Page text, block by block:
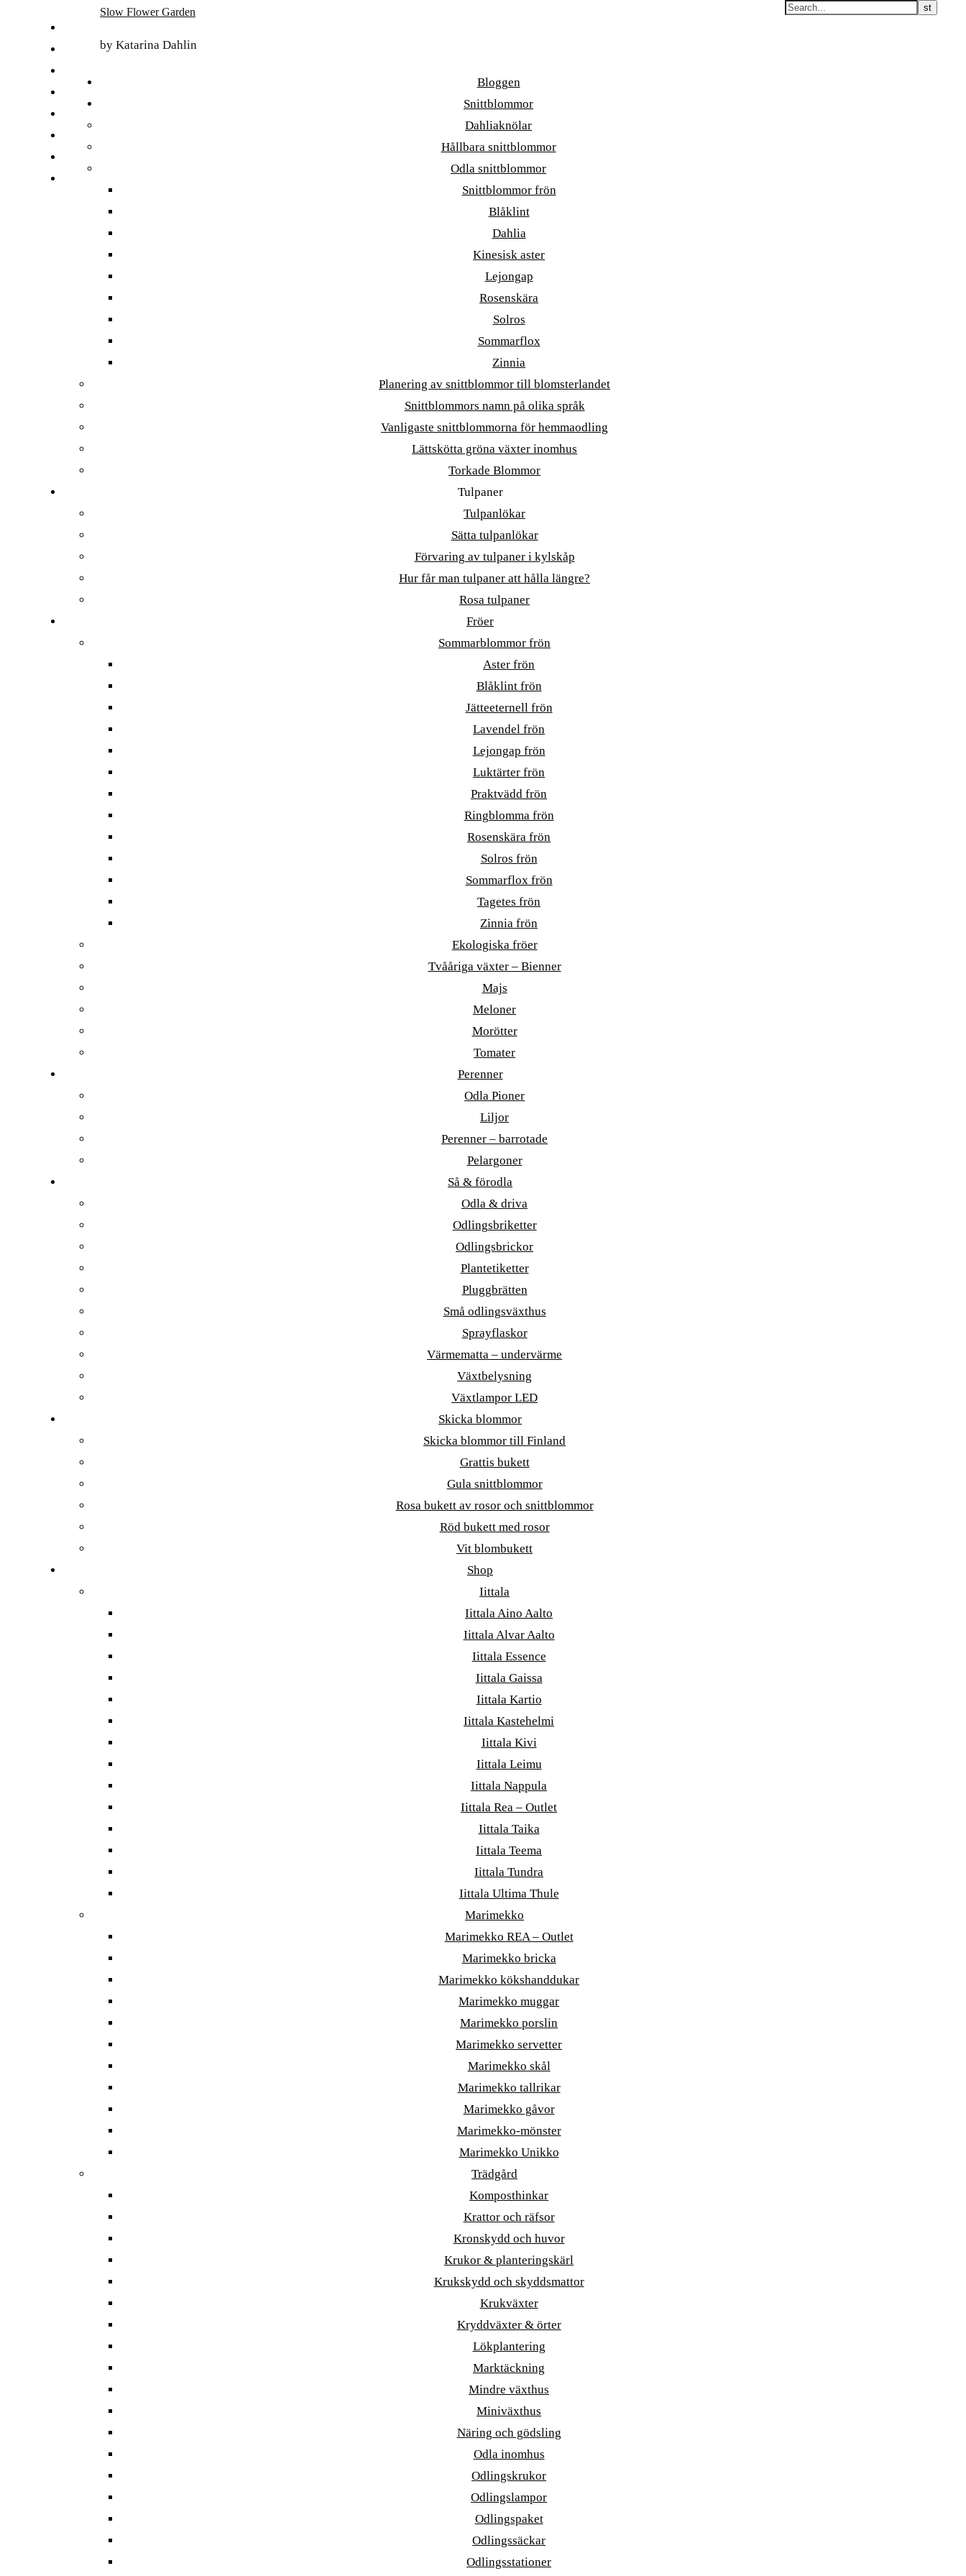
Slow Flower Garden
by Katarina Dahlin
Bloggen
Snittblommor
Dahliaknölar
Hållbara snittblommor
Odla snittblommor
Snittblommor frön
Blåklint
Dahlia
Kinesisk aster
Lejongap
Rosenskära
Solros
Sommarflox
Zinnia
Planering av snittblommor till blomsterlandet
Snittblommors namn på olika språk
Vanligaste snittblommorna för hemmaodling
Lättskötta gröna växter inomhus
Torkade Blommor
Tulpaner
Tulpanlökar
Sätta tulpanlökar
Förvaring av tulpaner i kylskåp
Hur får man tulpaner att hålla längre?
Rosa tulpaner
Fröer
Sommarblommor frön
Aster frön
Blåklint frön
Jätteeternell frön
Lavendel frön
Lejongap frön
Luktärter frön
Praktvädd frön
Ringblomma frön
Rosenskära frön
Solros frön
Sommarflox frön
Tagetes frön
Zinnia frön
Ekologiska fröer
Tvååriga växter – Bienner
Majs
Meloner
Morötter
Tomater
Perenner
Odla Pioner
Liljor
Perenner – barrotade
Pelargoner
Så & förodla
Odla & driva
Odlingsbriketter
Odlingsbrickor
Plantetiketter
Pluggbrätten
Små odlingsväxthus
Sprayflaskor
Värmematta – undervärme
Växtbelysning
Växtlampor LED
Skicka blommor
Skicka blommor till Finland
Grattis bukett
Gula snittblommor
Rosa bukett av rosor och snittblommor
Röd bukett med rosor
Vit blombukett
Shop
Iittala
Iittala Aino Aalto
Iittala Alvar Aalto
Iittala Essence
Iittala Gaissa
Iittala Kartio
Iittala Kastehelmi
Iittala Kivi
Iittala Leimu
Iittala Nappula
Iittala Rea – Outlet
Iittala Taika
Iittala Teema
Iittala Tundra
Iittala Ultima Thule
Marimekko
Marimekko REA – Outlet
Marimekko bricka
Marimekko kökshanddukar
Marimekko muggar
Marimekko porslin
Marimekko servetter
Marimekko skål
Marimekko tallrikar
Marimekko gåvor
Marimekko-mönster
Marimekko Unikko
Trädgård
Komposthinkar
Krattor och räfsor
Kronskydd och huvor
Krukor & planteringskärl
Krukskydd och skyddsmattor
Krukväxter
Kryddväxter & örter
Lökplantering
Marktäckning
Mindre växthus
Miniväxthus
Näring och gödsling
Odla inomhus
Odlingskrukor
Odlingslampor
Odlingspaket
Odlingssäckar
Odlingsstationer